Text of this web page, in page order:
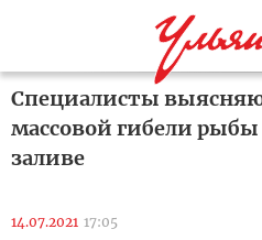
Специалисты
массовой гибели
заливе
14.07.2021 17:05